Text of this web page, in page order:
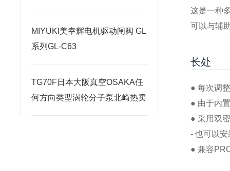
MIYUKI美幸辉电机驱动闸阀 GL
系列GL-C63
TG70F日本大阪真空OSAKA任
何方向类型涡轮分子泵北崎热卖
这是一种
可以与辅
长处
● 每次调
● 由于内
● 采用双
- 也可以
● 兼容